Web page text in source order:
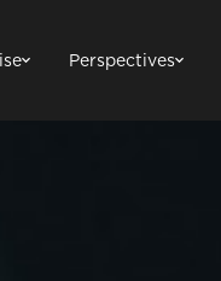
Perspectives